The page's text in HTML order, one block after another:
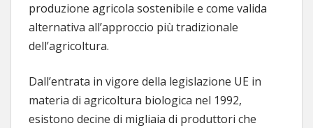
produzione agricola sostenibile e come valida
alternativa all’approccio più tradizionale
dell’agricoltura.
Dall’entrata in vigore della legislazione UE in
materia di agricoltura biologica nel 1992,
esistono decine di migliaia di produttori che